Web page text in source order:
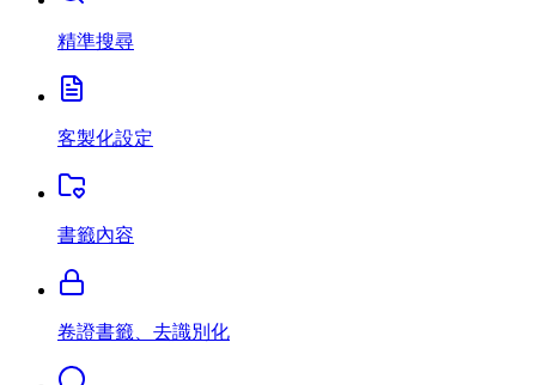
精準搜尋
客製化設定
書籤內容
卷證書籤、去識別化